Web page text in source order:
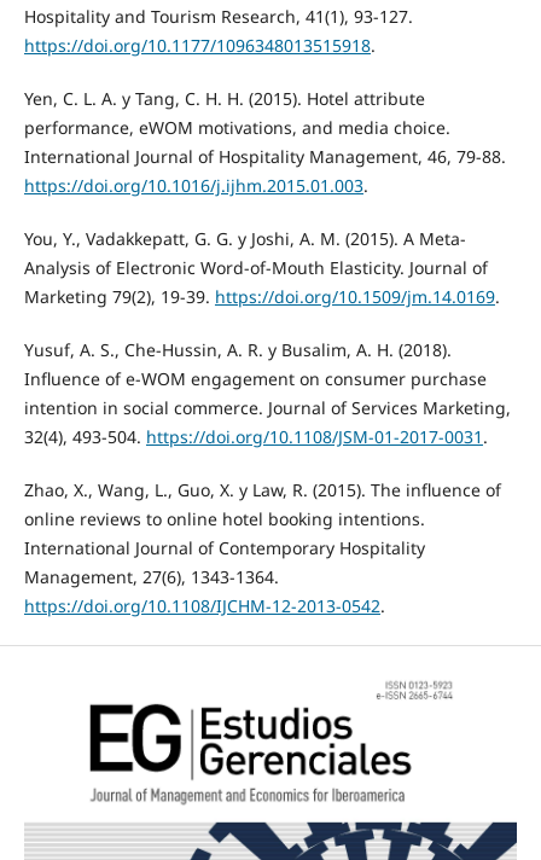
Hospitality and Tourism Research, 41(1), 93-127.
https://doi.org/10.1177/1096348013515918.
Yen, C. L. A. y Tang, C. H. H. (2015). Hotel attribute
performance, eWOM motivations, and media choice.
International Journal of Hospitality Management, 46, 79-88.
https://doi.org/10.1016/j.ijhm.2015.01.003.
You, Y., Vadakkepatt, G. G. y Joshi, A. M. (2015). A Meta-
Analysis of Electronic Word-of-Mouth Elasticity. Journal of
Marketing 79(2), 19-39. https://doi.org/10.1509/jm.14.0169.
Yusuf, A. S., Che-Hussin, A. R. y Busalim, A. H. (2018).
Influence of e-WOM engagement on consumer purchase
intention in social commerce. Journal of Services Marketing,
32(4), 493-504. https://doi.org/10.1108/JSM-01-2017-0031 .
Zhao, X., Wang, L., Guo, X. y Law, R. (2015). The influence of
online reviews to online hotel booking intentions.
International Journal of Contemporary Hospitality
Management, 27(6), 1343-1364.
https://doi.org/10.1108/IJCHM-12-2013-0542.